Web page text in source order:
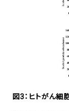
図3：ヒトがん細